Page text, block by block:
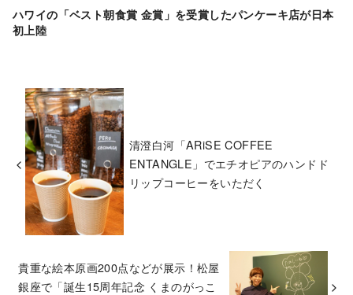
ハワイの「ベスト朝食賞 金賞」を受賞したパンケーキ店が日本
初上陸
清澄白河「ARiSE COFFEE
ENTANGLE」でエチオピアのハンドド
リップコーヒーをいただく
貴重な絵本原画200点などが展示！松屋
銀座で「誕生15周年記念 くまのがっこ